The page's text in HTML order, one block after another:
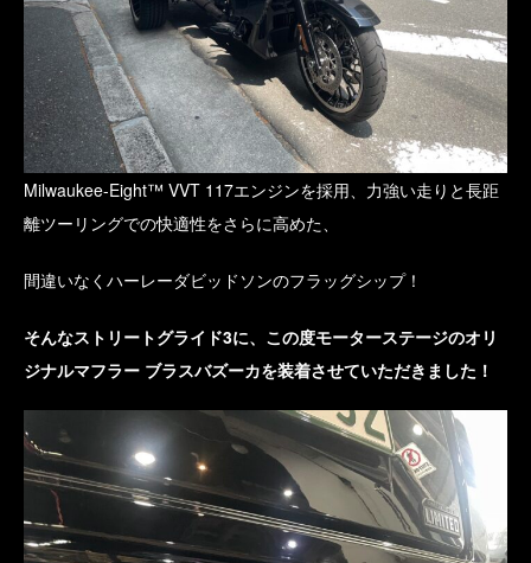
Milwaukee-Eight™ VVT 117エンジンを採用、力強い走りと長距
離ツーリングでの快適性をさらに高めた、
間違いなくハーレーダビッドソンのフラッグシップ！
そんなストリートグライド3に、この度モーターステージのオリ
ジナルマフラー ブラスバズーカを装着させていただきました！